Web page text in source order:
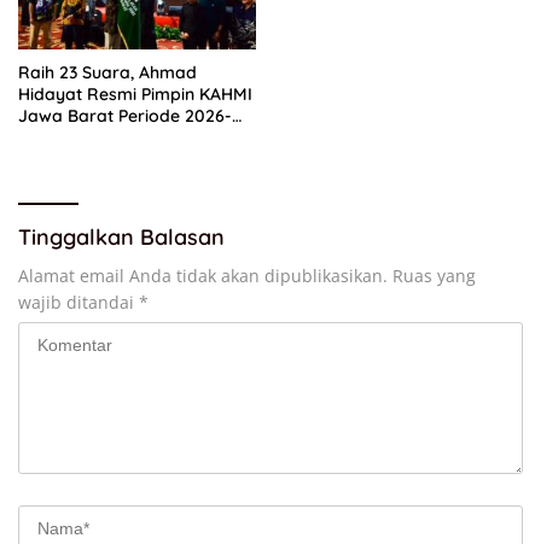
Raih 23 Suara, Ahmad
Hidayat Resmi Pimpin KAHMI
Jawa Barat Periode 2026-
Tinggalkan Balasan
Alamat email Anda tidak akan dipublikasikan. Ruas yang
wajib ditandai *